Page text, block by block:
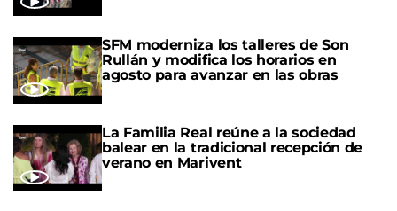
SFM moderniza los talleres de Son
Rullán y modifica los horarios en
agosto para avanzar en las obras
La Familia Real reúne a la sociedad
balear en la tradicional recepción de
verano en Marivent